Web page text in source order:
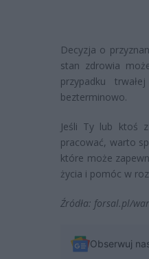
Decyzja o
stan zdrowia
przypadku
bezterminowo.
Jeśli Ty lub ktoś
pracować, warto
które może
życia i pomóc w
Źródła: forsal.pl/
Obserwuj